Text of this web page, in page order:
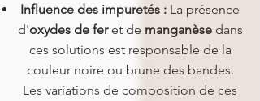
Influence des impuretés : La présence
d'oxydes de feret de manganèsedans
ces solutions est responsable de la
couleur noire ou brune des bandes.
Les variations de composition de ces